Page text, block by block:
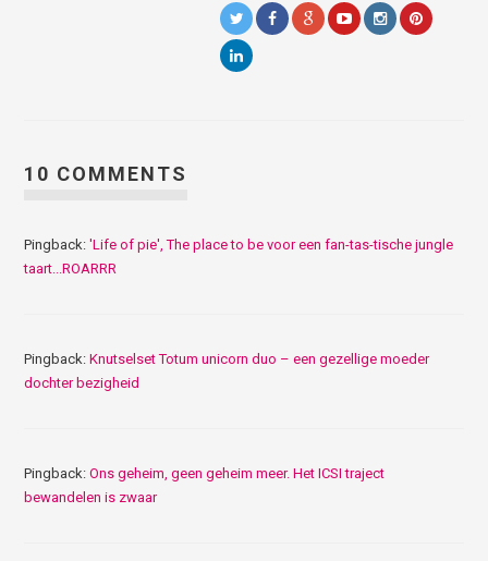
10 COMMENTS
Pingback:'Life of pie', The place to be voor een fan-tas-tische jungle
taart...ROARRR
Pingback:Knutselset Totum unicorn duo – een gezellige moeder
dochter bezigheid
Pingback:Ons geheim, geen geheim meer. Het ICSI traject
bewandelen is zwaar